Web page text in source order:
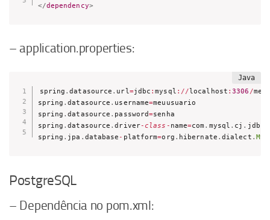
</dependency>
– application.properties:
spring .datasource . url=jdbc :mysql : //localhost :3306 /
spring .datasource . username=meuusuario
spring .datasource . password=senha
spring .datasource .driver-class - name=com. mysql . cj . jdbc
spring . jpa . database - platform=org . hibernate . dialect .
PostgreSQL
– Dependência no pom.xml: